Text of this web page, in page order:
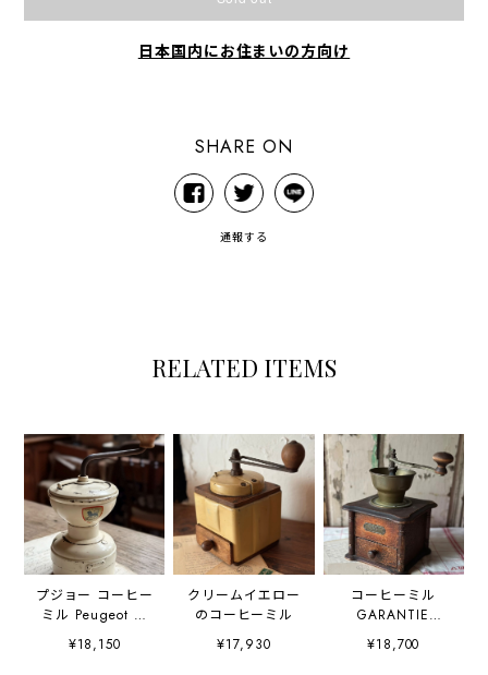
日本国内にお住まいの方向け
SHARE ON
通報する
RELATED ITEMS
プジョー コーヒー
ミル Peugeot オ
フホワイト
¥18,150
クリームイエロー
のコーヒーミル
¥17,930
コーヒーミル
GARANTIE
L.V.G.
¥18,700